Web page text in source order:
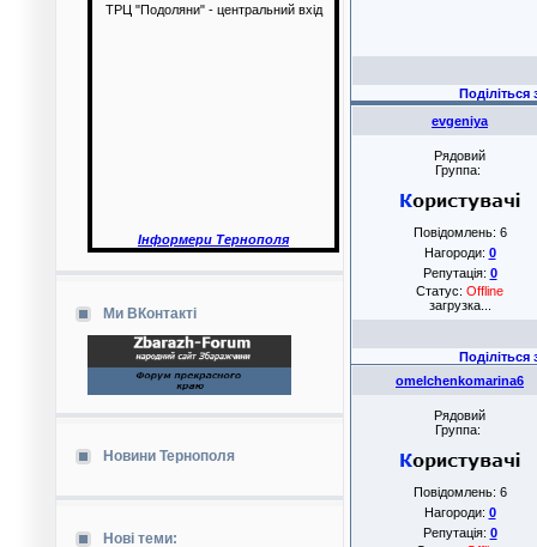
ТРЦ "Подоляни" - центральний вхід
Інформери Тернополя
Ми ВКонтакті
Новини Тернополя
Нові теми:
Поділіться з
evgeniya
Рядовий
Группа:
Повідомлень: 6
Нагороди: 0
Репутація: 0
Статус: Offline
загрузка...
Поділіться з
omelchenkomarina6
Рядовий
Группа:
Повідомлень: 6
Нагороди: 0
Репутація: 0